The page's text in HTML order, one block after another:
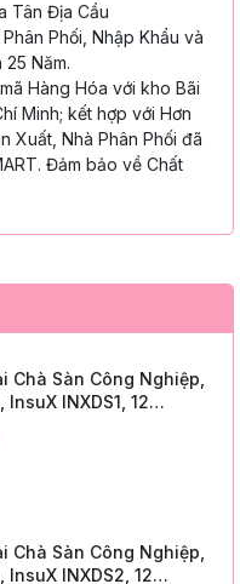
Tân Địa Cầu
Phối, Nhập Khẩu và
Năm.
Hàng Hóa với kho Bãi
Minh; kết hợp với Hơn
Xuất, Nhà Phân Phối đã
Đảm bảo về Chất
Chà Sàn Công Nghiệp,
InsuX INXDS1, 12
Chà Sàn Công Nghiệp,
InsuX INXDS2, 12